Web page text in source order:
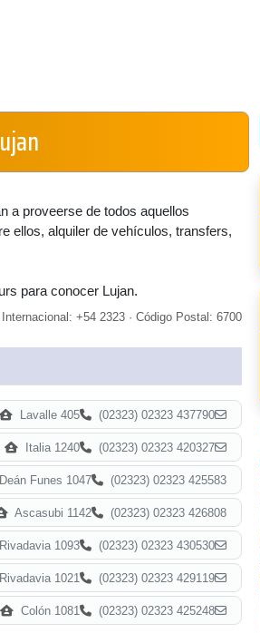
a proveerse de todos aquellos
ellos, alquiler de vehículos, transfers,
para conocer Lujan.
+54 2323 · Código Postal: 6700
Lavalle 405 (02323) 02323 437790
Italia 1240 (02323) 02323 420327
Deán Funes 1047 (02323) 02323 425583
Ascasubi 1142 (02323) 02323 426808
Rivadavia 1093 (02323) 02323 430530
Rivadavia 1021 (02323) 02323 429119
Colón 1081 (02323) 02323 425248